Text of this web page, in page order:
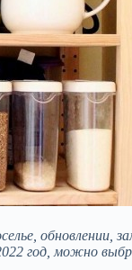
обновлении,
год, можно